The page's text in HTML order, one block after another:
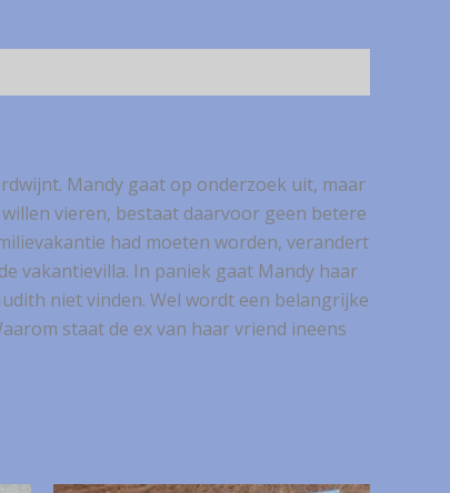
Mandy gaat op onderzoek uit, maar
vieren, bestaat daarvoor geen betere
had moeten worden, verandert
vakantievilla. In paniek gaat Mandy haar
niet vinden. Wel wordt een belangrijke
staat de ex van haar vriend ineens